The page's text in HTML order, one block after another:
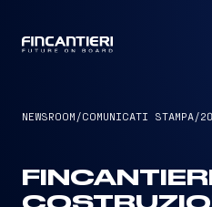
NEWSROOM /COMUNICATI STAMPA/